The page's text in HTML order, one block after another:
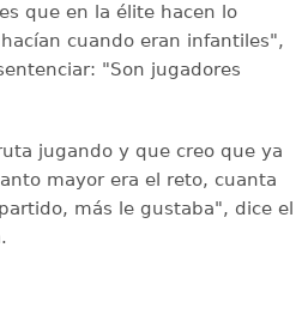
que en la élite hacen lo
cuando eran infantiles",
"Son jugadores
jugando y que creo que ya
mayor era el reto, cuanta
más le gustaba", dice el